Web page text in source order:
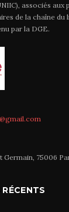
associés aux
de la chaîne du
par la DGE.
Germain, 75006